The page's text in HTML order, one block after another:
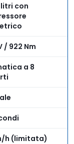
litri con
/ 922 Nm
a 8
h (limitata)